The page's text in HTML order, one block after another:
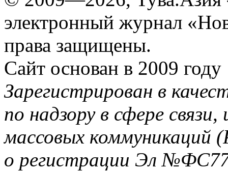
электронный журнал
права защищены.
Сайт основан в 2009 году
Зарегистрирован в
по надзору в сфере
массовых коммуникаций
о регистрации Эл